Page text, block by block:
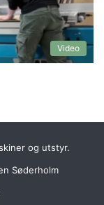
Video
og utstyr.
Søderholm